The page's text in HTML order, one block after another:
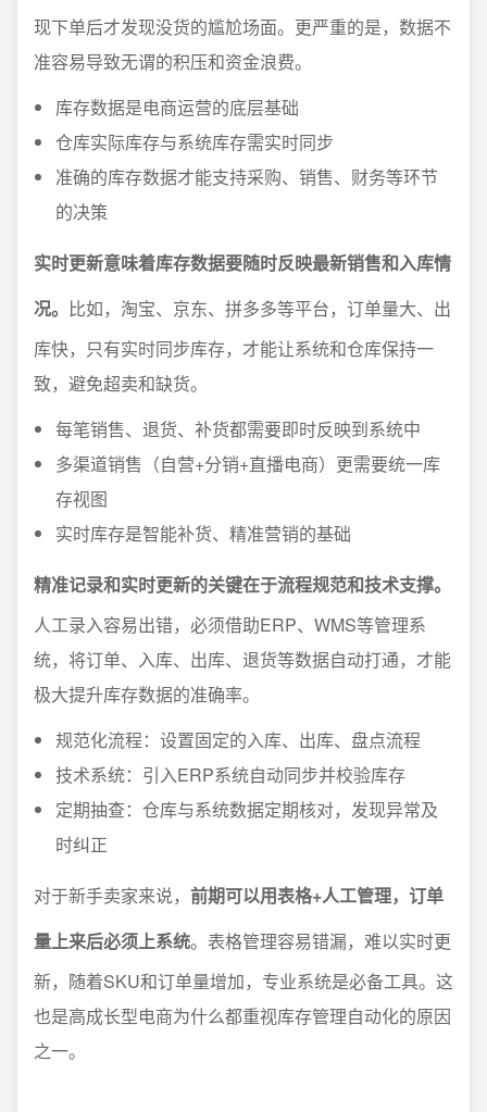
现下单后才发现没货的尴尬场面。更严重的是，数据不
准容易导致无谓的积压和资金浪费。
库存数据是电商运营的底层基础
仓库实际库存与系统库存需实时同步
准确的库存数据才能支持采购、销售、财务等环节
的决策
实时更新意味着库存数据要随时反映最新销售和入库情
况。 比如，淘宝、京东、拼多多等平台，订单量大、出
库快，只有实时同步库存，才能让系统和仓库保持一
致，避免超卖和缺货。
每笔销售、退货、补货都需要即时反映到系统中
多渠道销售（自营+分销+直播电商）更需要统一库
存视图
实时库存是智能补货、精准营销的基础
精准记录和实时更新的关键在于流程规范和技术支撑。
人工录入容易出错，必须借助ERP、WMS等管理系
统，将订单、入库、出库、退货等数据自动打通，才能
极大提升库存数据的准确率。
规范化流程：设置固定的入库、出库、盘点流程
技术系统：引入ERP系统自动同步并校验库存
定期抽查：仓库与系统数据定期核对，发现异常及
时纠正
对于新手卖家来说， 前期可以用表格+人工管理，订单
量上来后必须上系统。表格管理容易错漏，难以实时更
新，随着SKU和订单量增加，专业系统是必备工具。这
也是高成长型电商为什么都重视库存管理自动化的原因
之一。